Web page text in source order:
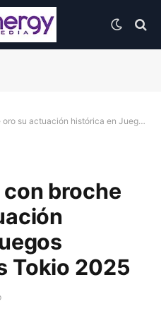
histórica en Juegos Sordolímpicos Tokio 2025
broche
Tokio 2025